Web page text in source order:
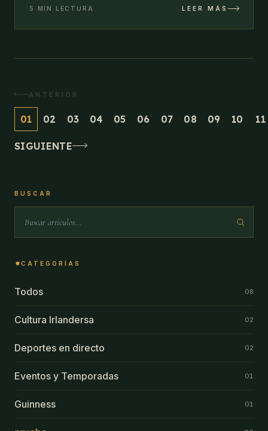
5 MIN LECTURA LEER MÁS
ANTERIOR
01 02 03 04 05 06 07 08 09 10 11
SIGUIENTE
BUSCAR
CATEGORÍAS
Todos 08
Cultura Irlandersa 02
Deportes en directo 02
Eventos y Temporadas 01
Guinness 01